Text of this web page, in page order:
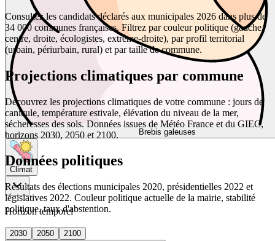
Brebis galeuses
Climat
Horizon temporel
2030 2050
2100
Consultez les candidats déclarés aux municipales 2026 dans plus de
34 000 communes françaises. Filtrez par couleur politique (gauche,
centre, droite, écologistes, extrême-droite), par profil territorial
(urbain, périurbain, rural) et par taille de commune.
Projections climatiques par commune
Découvrez les projections climatiques de votre commune : jours de
canicule, température estivale, élévation du niveau de la mer,
sécheresses des sols. Données issues de Météo France et du GIEC,
horizons 2030, 2050 et 2100.
Données politiques
Résultats des élections municipales 2020, présidentielles 2022 et
législatives 2022. Couleur politique actuelle de la mairie, stabilité
politique, taux d'abstention.